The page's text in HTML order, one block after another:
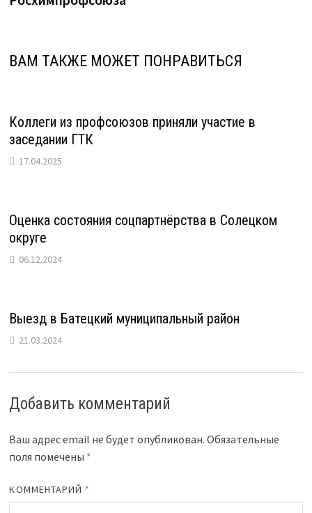
ВАМ ТАКЖЕ МОЖЕТ ПОНРАВИТЬСЯ
Коллеги из профсоюзов приняли участие в
заседании ГТК
17.04.2025
Оценка состояния соцпартнёрства в Солецком
округе
06.12.2024
Выезд в Батецкий муниципальный район
21.03.2024
Добавить комментарий
Ваш адрес email не будет опубликован. Обязательные
поля помечены *
КОММЕНТАРИЙ *